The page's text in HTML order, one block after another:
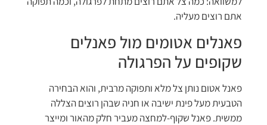
אתם רוצים מעליה.
פאנלים אטומים מול פאנלים
שקופים על הפרגולה
פאנל אטום נותן צל מלא ותפוקה מרבית, והוא הבחירה
הטבעית מעל פינת ישיבה או חניה שבהן רוצים הצללה
ממשית. פאנל שקוף-למחצה מעביר חלק מהאור ומייצר